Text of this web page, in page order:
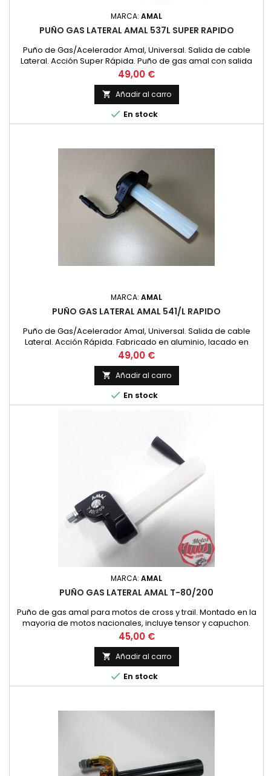
MARCA: AMAL
PUÑO GAS LATERAL AMAL 537L SUPER RAPIDO
Puño de Gas/Acelerador Amal, Universal. Salida de cable
Lateral. Acción Super Rápida. Puño de gas amal con salida
lateral, modelo 537/L para motos de cross, enduro y trail.
Fabricado en aluminio, lacado en color negro y caña de
plástico. Incluye cable acelerador, tensor, protector de goma
+ instrucciones de montaje. Montado en la mayoria de
motos...
Precio
49,00 €
 Añadir al carro
 En stock
MARCA: AMAL
PUÑO GAS LATERAL AMAL 541/L RAPIDO
Puño de Gas/Acelerador Amal, Universal. Salida de cable
Lateral. Acción Rápida. Fabricado en aluminio, lacado en
color negro y caña de plástico. Incluye cable acelerador,
tensor, protector de goma + instrucciones de montaje. Valido
para diferentes modelos de motos
Precio
49,00 €
 Añadir al carro
 En stock
MARCA: AMAL
PUÑO GAS LATERAL AMAL T-80/200
Puño de gas amal para motos de cross y trail. Montado en la
mayoria de motos nacionales, incluye tensor y capuchon.
Amal original
Precio
45,00 €
 Añadir al carro
 En stock